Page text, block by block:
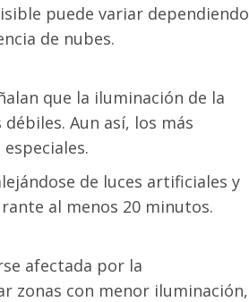
puede variar dependiendo
de nubes.
que la iluminación de la
Aun así, los más
de luces artificiales y
al menos 20 minutos.
afectada por la
zonas con menor iluminación,